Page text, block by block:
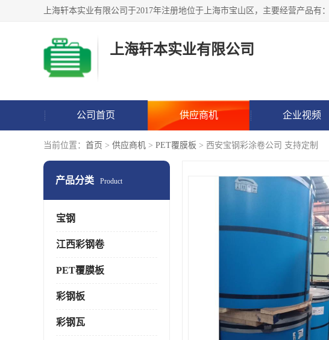
上海轩本实业有限公司
公司首页 供应商机 企业视频
当前位置： 首页 > 供应商机 > PET覆膜板 > 西安宝钢彩涂卷公司 支持定制
产品分类 Product
宝钢
江西彩钢卷
PET覆膜板
彩钢板
彩钢瓦